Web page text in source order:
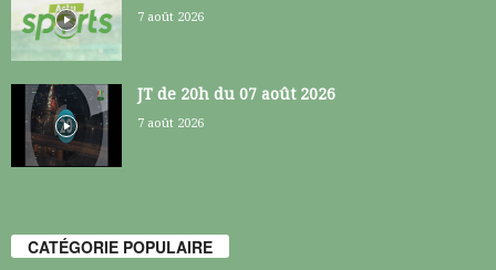
7 août 2026
JT de 20h du 07 août 2026
7 août 2026
CATÉGORIE POPULAIRE